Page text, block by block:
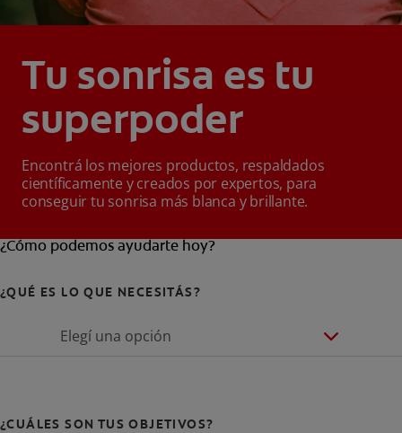
Tu sonrisa es tu
superpoder
Encontrá los mejores productos, respaldados
científicamente y creados por expertos, para
conseguir tu sonrisa más blanca y brillante.
¿Cómo podemos ayudarte hoy?
¿QUÉ ES LO QUE NECESITÁS?
Elegí una opción
¿CUÁLES SON TUS OBJETIVOS?